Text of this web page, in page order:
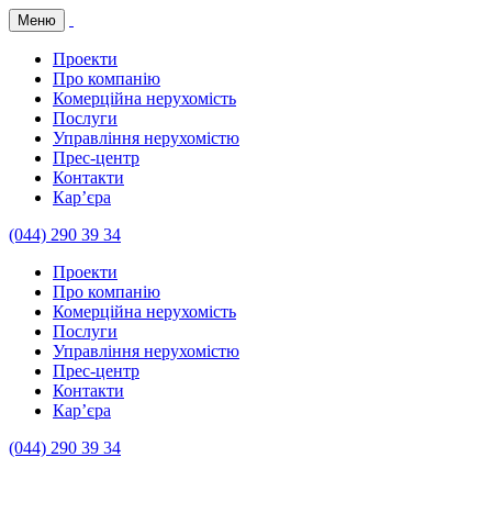
Меню
Проекти
Про компанію
Комерційна нерухомість
Послуги
Управління нерухомістю
Прес-центр
Контакти
Кар’єра
(044) 290 39 34
Проекти
Про компанію
Комерційна нерухомість
Послуги
Управління нерухомістю
Прес-центр
Контакти
Кар’єра
(044) 290 39 34